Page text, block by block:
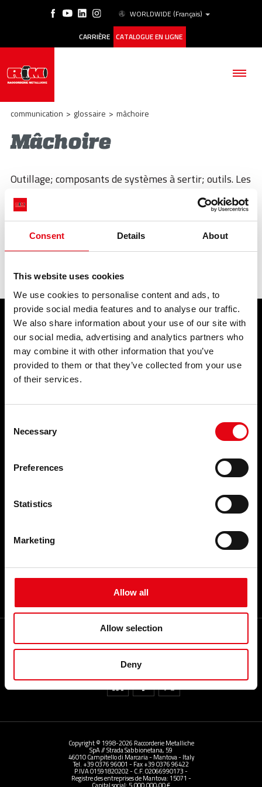
Consent Details About
This website uses cookies
We use cookies to personalise content and ads, to
provide social media features and to analyse our traffic.
We also share information about your use of our site with
our social media, advertising and analytics partners who
may combine it with other information that you’ve
provided to them or that they’ve collected from your use
of their services.
Selection
Necessary
Preferences
Statistics
Marketing
Allow all
Allow selection
Deny
WORLDWIDE (Français)
CARRIÈRE CATALOGUE EN LIGNE
PRODUITS
ESG
HISTORIQUE DES CAS
BIM
INFOS ET ÉVÉNEMENTS
CONTACTS
TÉLÉCHARGEMENTS
communication > glossaire > mâchoire
Mâchoire
Outillage; composants de systèmes à sertir; outils. Les
systèmes de sertissage de dimensions ø 12 35 mm
doivent être serti avec des chaînes, à partir de ø 42 ÷
108 mm
précédent:joint d'etancheite
Glossaire
PRODUITS
Systèmes de raccords à sertir
SERVICES
ÉVÉNEMENTS ET
SOCIÉTÉ
Notre organisation
My RacMet App
Copyright © 1998-2026 Raccorderie Metalliche
SpA // Strada Sabbionetana, 59
46010 Campitello di Marcaria - Mantova - Italy
Tel. +39 0376 96001 - Fax +39 0376 96422
P.IVA 01591820202 - C.F. 02066990173 -
Registre des entreprises de Mantova: 15071 -